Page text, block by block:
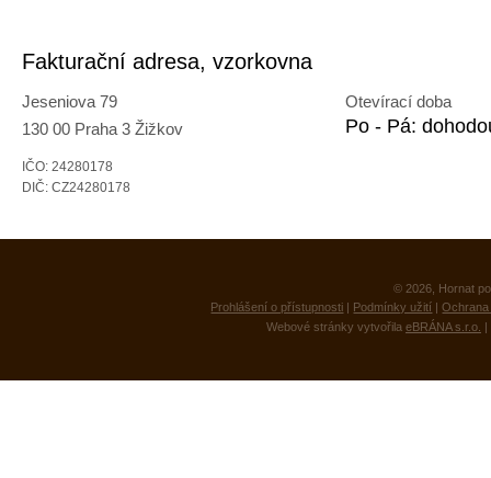
Fakturační adresa, vzorkovna
Jeseniova 79
130 00 Praha 3 Žižkov
IČO: 24280178
DIČ: CZ24280178
Otevírací doba
Po - Pá:
© 2026, Hornat
Prohlášení o přístupnosti | Podmínky užití |
Webové stránky vytvořila eBRÁNA s.r.o. |